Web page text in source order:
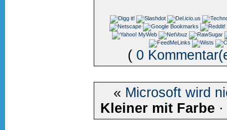
( 0
« Microsoft wird
Kleiner mit Farbe